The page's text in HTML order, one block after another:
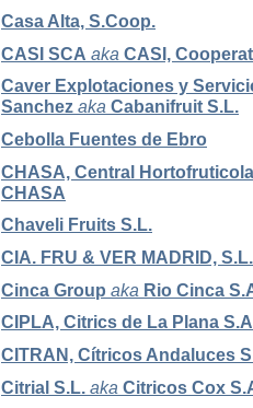
Casa Alta, S.Coop.
CASI SCA aka CASI,
Caver Explotaciones y
Sanchez aka Cabanifruit S.L.
Cebolla Fuentes de Ebro
CHASA, Central
CHASA
Chaveli Fruits S.L.
CIA. FRU & VER MADRID, S.L.
Cinca Group aka Rio Cinca
CIPLA, Citrics de La Plana
CITRAN, Cítricos Andaluces
Citrial S.L.
aka Citricos Cox